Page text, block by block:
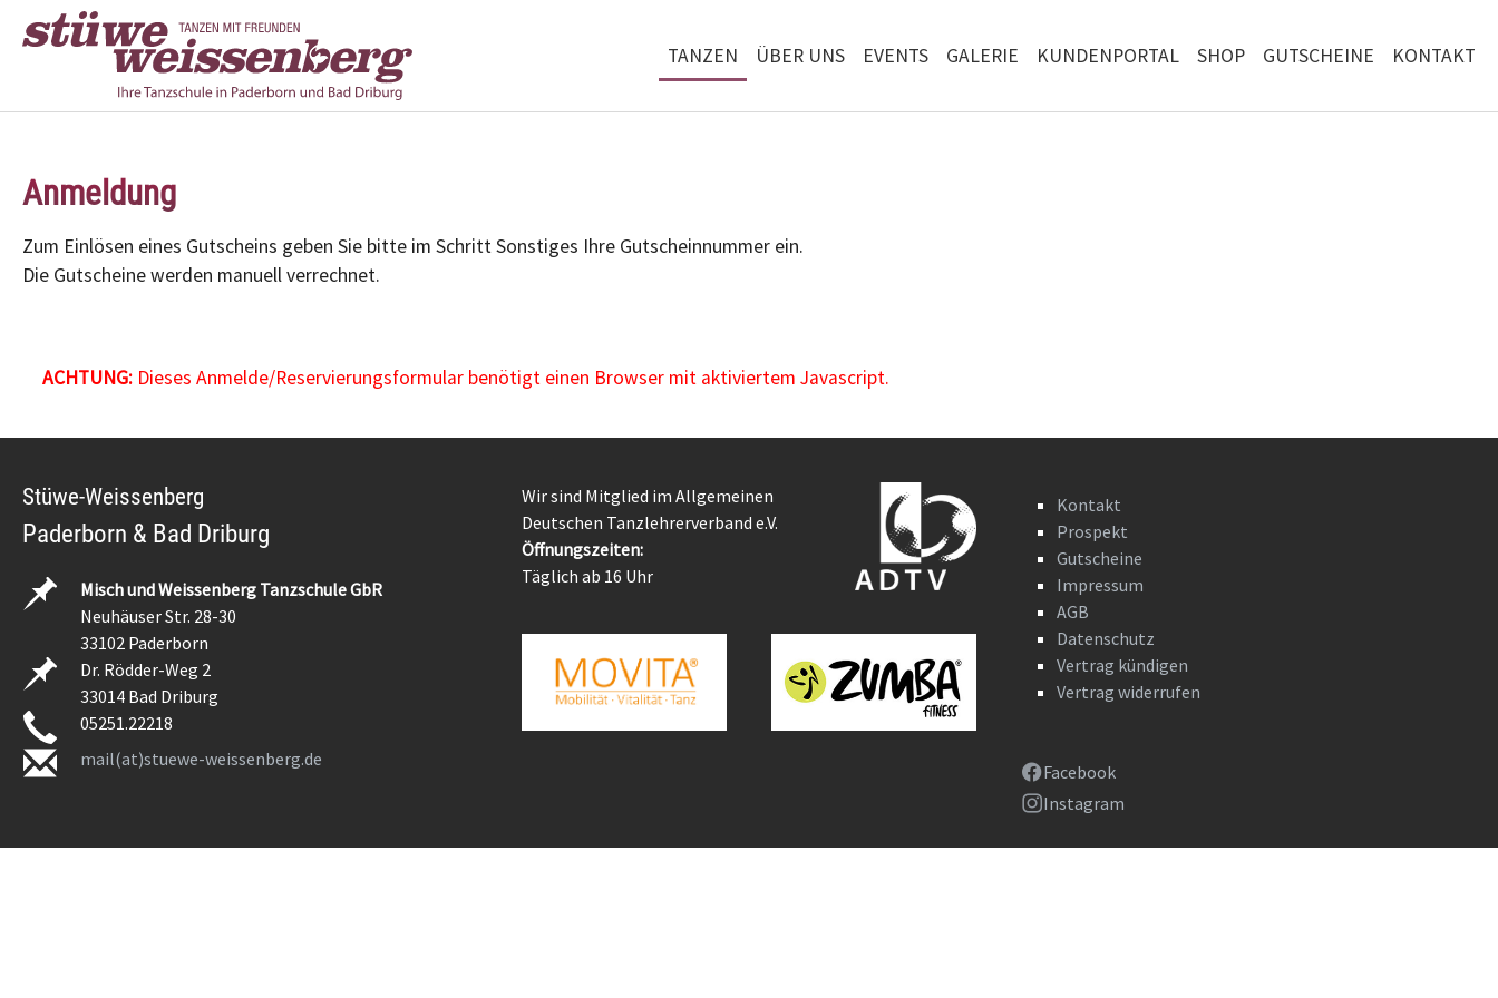
TANZEN ÜBER UNS EVENTS GALERIE KUNDENPORTAL SHOP GUTSCHEINE KONTAKT
Anmeldung
Zum Einlösen eines Gutscheins geben Sie bitte im Schritt Sonstiges Ihre Gutscheinnummer ein.
Die Gutscheine werden manuell verrechnet.
ACHTUNG:Dieses Anmelde/Reservierungsformular benötigt einen Browser mit aktiviertem Javascript.
Stüwe-Weissenberg
Paderborn & Bad Driburg
Misch und Weissenberg Tanzschule GbR
Neuhäuser Str. 28-30
33102 Paderborn
Dr. Rödder-Weg 2
33014 Bad Driburg
05251.22218
mail(at)stuewe-weissenberg.de
Wir sind Mitglied im Allgemeinen
Deutschen Tanzlehrerverband e.V.
Öffnungszeiten:
Täglich ab 16 Uhr
Kontakt
Prospekt
Gutscheine
Impressum
AGB
Datenschutz
Vertrag kündigen
Vertrag widerrufen
Facebook
Instagram